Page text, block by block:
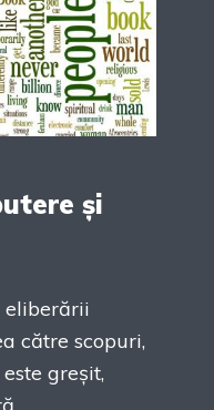
și
eliberării
către scopuri,
greșit,